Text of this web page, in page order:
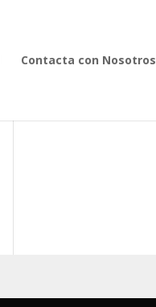
Contacta con Nosotros